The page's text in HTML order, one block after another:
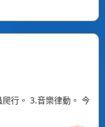
行。 3.音樂律動。 今